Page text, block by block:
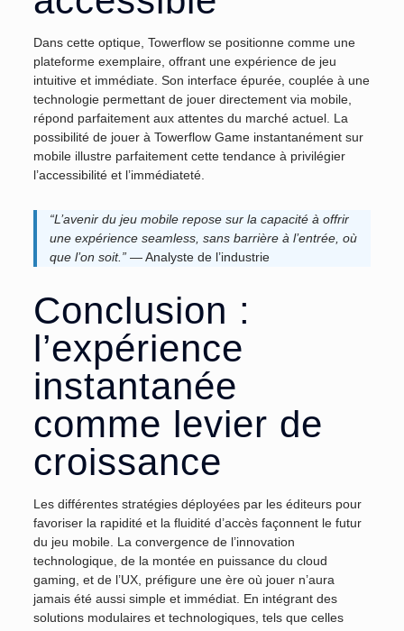
Dans cette optique, Towerflow se positionne comme une
plateforme exemplaire, offrant une expérience de jeu
intuitive et immédiate. Son interface épurée, couplée à une
technologie permettant de jouer directement via mobile,
répond parfaitement aux attentes du marché actuel. La
possibilité de jouer à Towerflow Game instantanément sur
mobile illustre parfaitement cette tendance à privilégier
l’accessibilité et l’immédiateté.
“L’avenir du jeu mobile repose sur la capacité à offrir
une expérience seamless, sans barrière à l’entrée, où
que l’on soit.”— Analyste de l’industrie
Conclusion :
l’expérience
instantanée
comme levier de
croissance
Les différentes stratégies déployées par les éditeurs pour
favoriser la rapidité et la fluidité d’accès façonnent le futur
du jeu mobile. La convergence de l’innovation
technologique, de la montée en puissance du cloud
gaming, et de l’UX, préfigure une ère où jouer n’aura
jamais été aussi simple et immédiat. En intégrant des
solutions modulaires et technologiques, tels que celles